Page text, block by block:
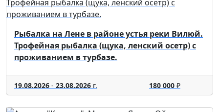
Рыбалка на Лене в районе устья реки Вилюй.
Трофейная рыбалка (щука, ленский осетр) с
проживанием в турбазе.
19.08.2026 - 23.08.2026 г. 180 000₽